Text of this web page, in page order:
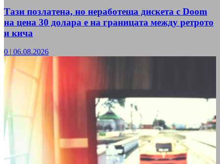
Тази позлатена, но неработеща дискета с Doom
на цена 30 долара е на границата между ретрото
и кича
0 06.08.2026